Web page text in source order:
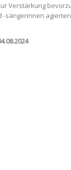
Verstärkung
sängerinnen